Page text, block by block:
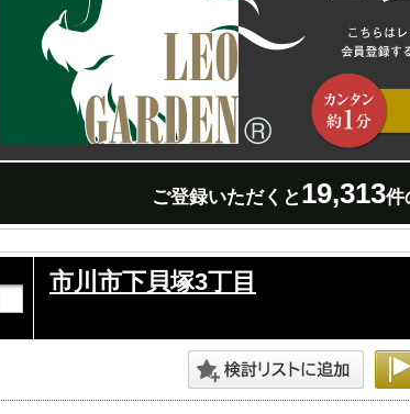
ご登録いただくと19,313件
市川市下貝塚3丁目